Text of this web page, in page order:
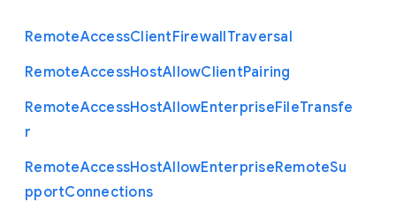
RemoteAccessClientFirewallTraversal
RemoteAccessHostAllowClientPairing
RemoteAccessHostAllowEnterpriseFileTransfe
r
RemoteAccessHostAllowEnterpriseRemoteSu
pportConnections